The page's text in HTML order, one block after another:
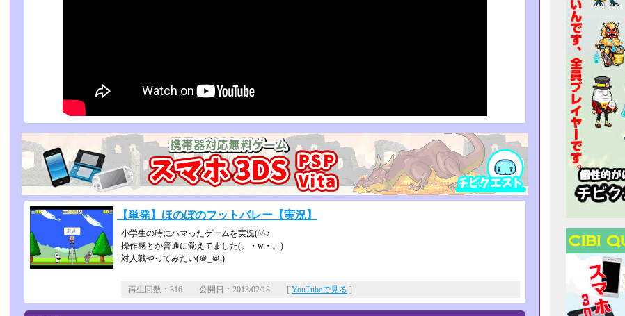
【単発】ほのぼのフットバレー【実況】
小学生の時にハマったゲームを実況(^^♪
操作感とか普通に覚えてました(。・w・。)
対人戦やってみたい(＠_＠;)
再生回数：316 公開日：2013/02/18 [ YouTubeで見る ]